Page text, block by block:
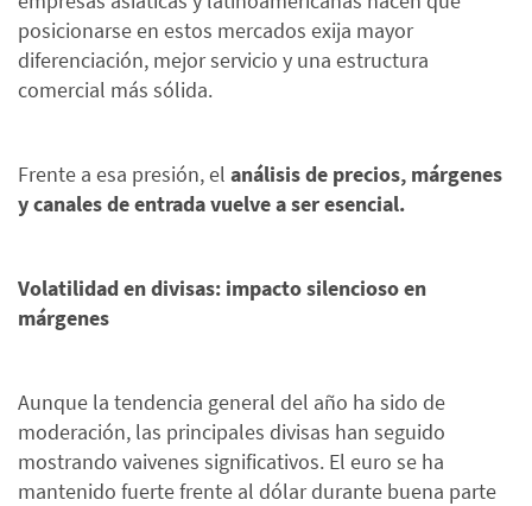
posicionarse en estos mercados exija mayor
diferenciación, mejor servicio y una estructura
comercial más sólida.
Frente a esa presión, el análisis de precios, márgenes
y canales de entrada vuelve a ser esencial.
Volatilidad en divisas: impacto silencioso en
márgenes
Aunque la tendencia general del año ha sido de
moderación, las principales divisas han seguido
mostrando vaivenes significativos. El euro se ha
mantenido fuerte frente al dólar durante buena parte